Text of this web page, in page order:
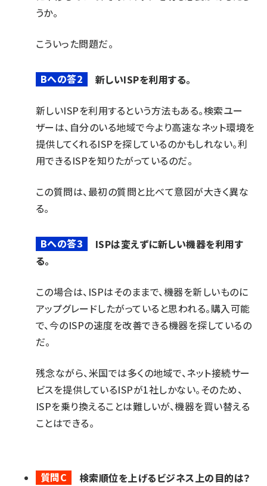
うか。
こういった問題だ。
Bへの答2 新しいISPを利用する。
新しいISPを利用するという方法もある。検索ユー
ザーは、自分のいる地域で今より高速なネット環境を
提供してくれるISPを探しているのかもしれない。利
用できるISPを知りたがっているのだ。
この質問は、最初の質問と比べて意図が大きく異な
る。
Bへの答3
ISPは変えずに新しい機器を利用す
る。
この場合は、ISPはそのままで、機器を新しいものに
アップグレードしたがっていると思われる。購入可能
で、今のISPの速度を改善できる機器を探しているの
だ。
残念ながら、米国では多くの地域で、ネット接続サー
ビスを提供しているISPが1社しかない。そのため、
ISPを乗り換えることは難しいが、機器を買い替える
ことはできる。
質問C
検索順位を上げるビジネス上の目的は？